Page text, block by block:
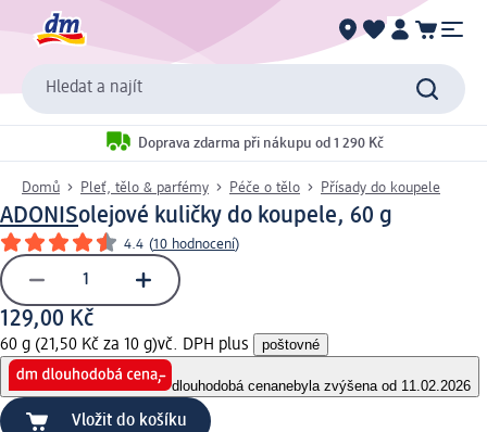
Hledat a najít
Doprava zdarma při nákupu od 1 290 Kč
Domů Pleť, tělo & parfémy Péče o tělo Přísady do koupele
ADONISolejové kuličky do koupele, 60 g
4.4 (10 hodnocení)
129,00 Kč
60 g (21,50 Kč za 10 g)vč. DPH plus poštovné
dlouhodobá cenanebyla zvýšena od 11.02.2026
Vložit do košíku